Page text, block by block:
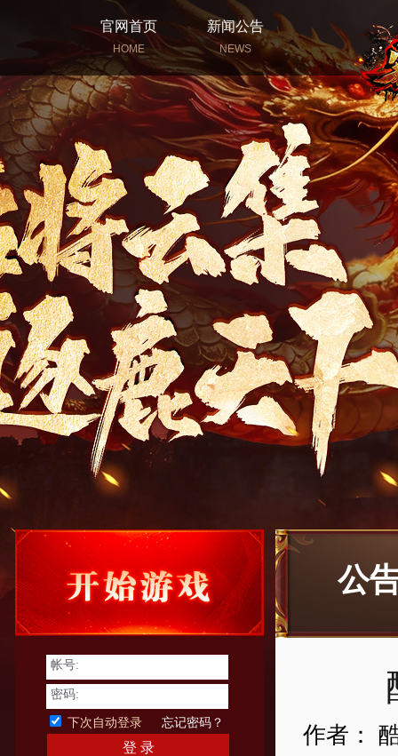
官网首页
HOME
新闻公告
NEWS
帐号:
密码:
下次自动登录 忘记密码？
登 录
公
作者：